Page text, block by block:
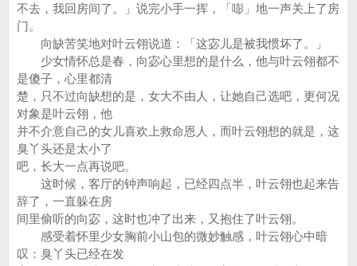
不去，我回房间了。」说完小手一挥，「嘭」地一声关上了房
门。
向缺苦笑地对叶云翎说道：「这宓儿是被我惯坏了。」
少女情怀总是春，向宓心里想的是什么，他与叶云翎都不
是傻子，心里都清
楚，只不过向缺想的是，女大不由人，让她自己选吧，更何况
对象是叶云翎，他
并不介意自己的女儿喜欢上救命恩人，而叶云翎想的就是，这
臭丫头还是太小了
吧，长大一点再说吧。
这时候，客厅的钟声响起，已经四点半，叶云翎也起来告
辞了，一直躲在房
间里偷听的向宓，这时也冲了出来，又抱住了叶云翎。
感受着怀里少女胸前小山包的微妙触感，叶云翎心中暗
叹：臭丫头已经在发